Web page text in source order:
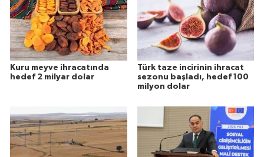
Kuru meyve ihracatında
hedef 2 milyar dolar
Türk taze incirinin ihracat
sezonu başladı, hedef 100
milyon dolar